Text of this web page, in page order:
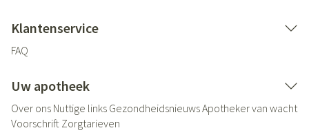
Klantenservice
FAQ
Uw apotheek
Over ons Nuttige links GezondheidsnieuwsApotheker van wacht
Voorschrift Zorgtarieven